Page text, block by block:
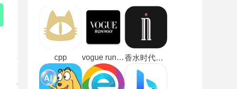
cpp vogue runway 香水时代最新版